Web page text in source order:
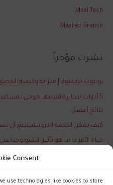
Consent
use technologies like cookies to store
ع
Maxi Tech
Maxi en France
نشرت مؤخراً
يوتيوب بريميوم | ميزاته وكيفية
5 أدوات مجانية تقدمها جوجل
نتائج أفضل
كيف يمكن لخدمة الدروبشيبينغ أن
حياة الأفراد: ما هو تأثير التكنولوجيا
تعرّف على آخر ابتكارات نظام التشغيل